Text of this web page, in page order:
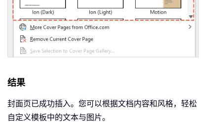
结果
封面页已成功插入。您可以根据文档内容和风格，轻松
自定义模板中的文本与图片。